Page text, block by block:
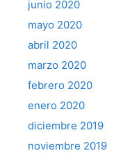
junio 2020
mayo 2020
abril 2020
marzo 2020
febrero 2020
enero 2020
diciembre 2019
noviembre 2019